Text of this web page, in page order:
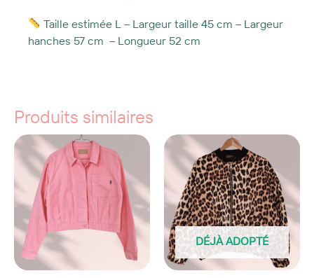
Taille estimée L – Largeur taille 45 cm – Largeur
hanches 57 cm – Longueur 52 cm
Produits similaires
DÉJÀ ADOPTÉ